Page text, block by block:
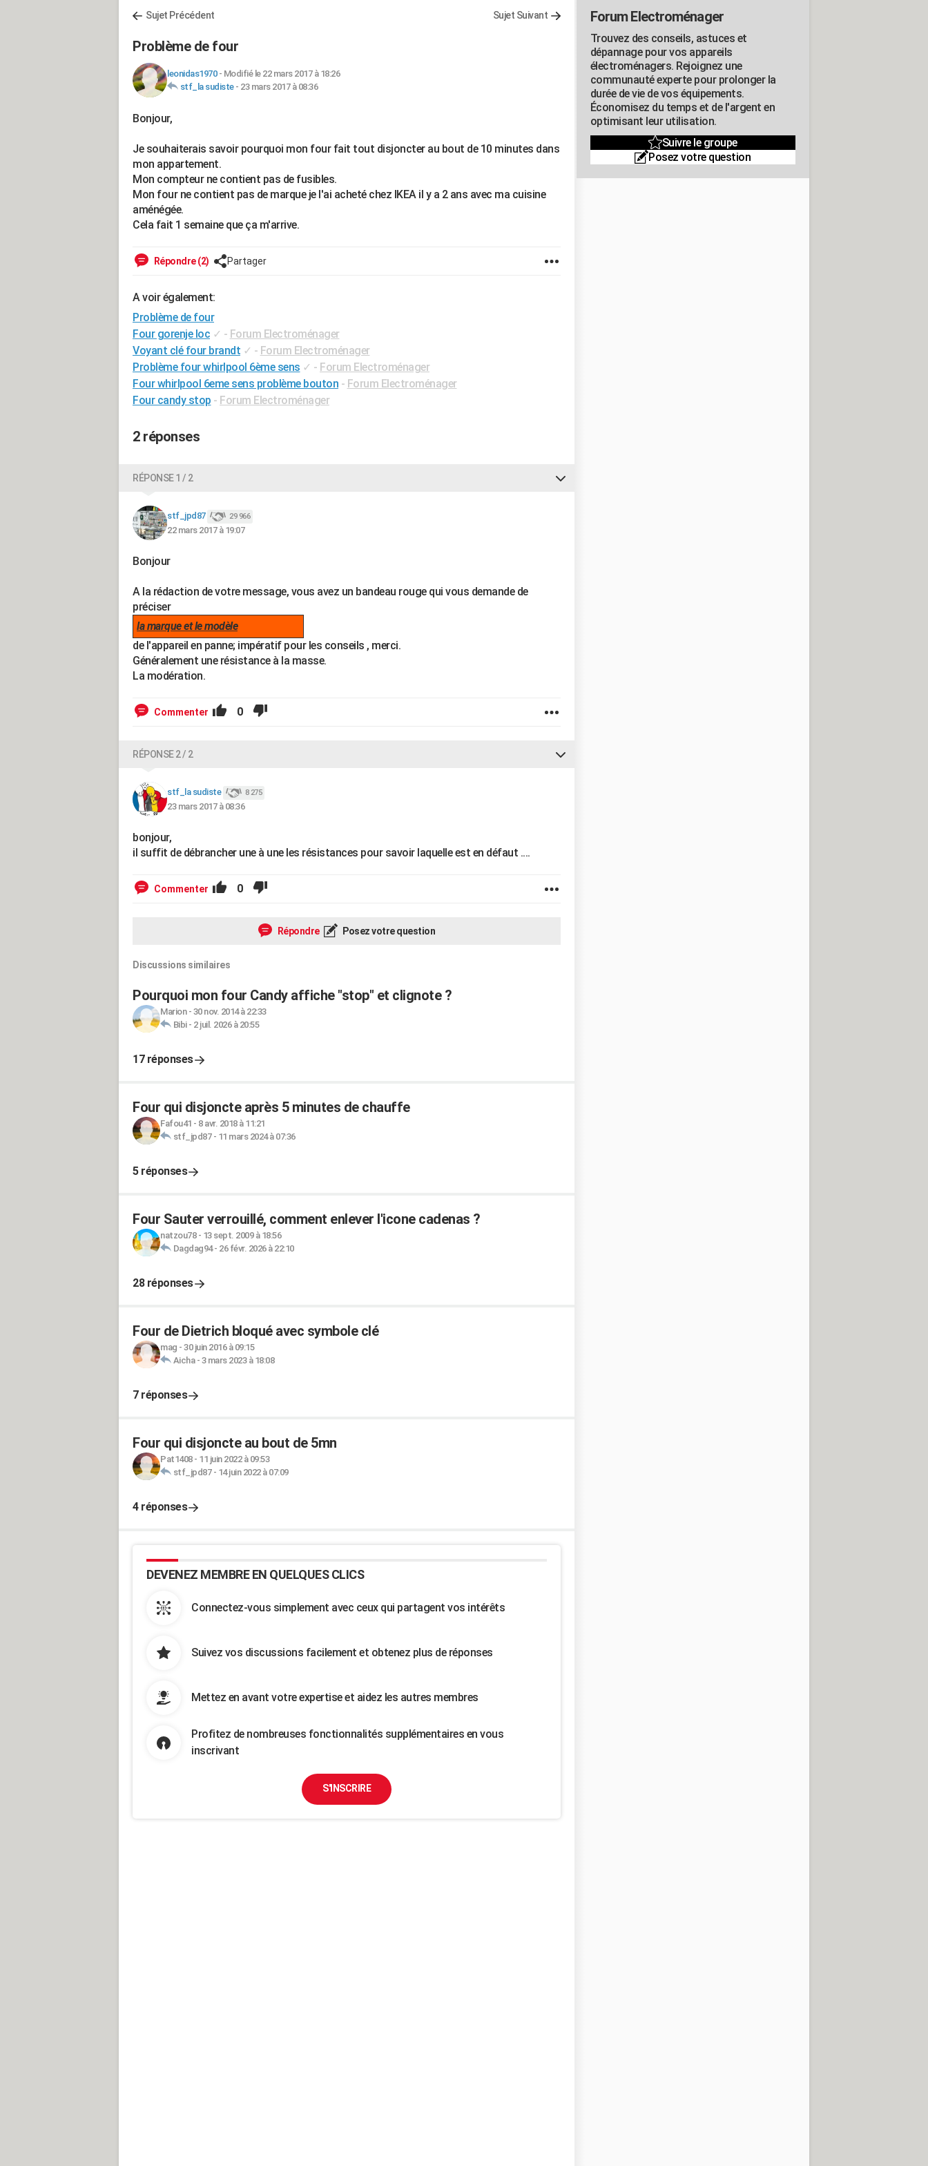
Sujet Précédent Sujet Suivant
Problème de four
leonidas1970- Modifié le 22 mars 2017 à 18:26
stf_la sudiste- 23 mars 2017 à 08:36
Bonjour,
Je souhaiterais savoir pourquoi mon four fait tout disjoncter au bout de 10 minutes dans
mon appartement.
Mon compteur ne contient pas de fusibles.
Mon four ne contient pas de marque je l'ai acheté chez IKEA il y a 2 ans avec ma cuisine
aménégée.
Cela fait 1 semaine que ça m'arrive.
Répondre (2) Partager
A voir également:
Problème de four
Four gorenje loc ✓ - Forum Electroménager
Voyant clé four brandt ✓ - Forum Electroménager
Problème four whirlpool 6ème sens ✓ - Forum Electroménager
Four whirlpool 6eme sens problème bouton - Forum Electroménager
Four candy stop - Forum Electroménager
2 réponses
RÉPONSE 1 / 2
stf_jpd87 29 966
22 mars 2017 à 19:07
Bonjour
A la rédaction de votre message, vous avez un bandeau rouge qui vous demande de
préciser
la marque et le modèle
de l'appareil en panne; impératif pour les conseils , merci.
Généralement une résistance à la masse.
La modération.
Commenter 0
RÉPONSE 2 / 2
stf_la sudiste 8 275
23 mars 2017 à 08:36
bonjour,
il suffit de débrancher une à une les résistances pour savoir laquelle est en défaut ....
Commenter 0
Répondre Posez votre question
Discussions similaires
Pourquoi mon four Candy affiche "stop" et clignote ?
Marion- 30 nov. 2014 à 22:33
Bibi- 2 juil. 2026 à 20:55
17 réponses
Four qui disjoncte après 5 minutes de chauffe
Fafou41 - 8 avr. 2018 à 11:21
stf_jpd87- 11 mars 2024 à 07:36
5 réponses
Four Sauter verrouillé, comment enlever l'icone cadenas ?
natzou78- 13 sept. 2009 à 18:56
Dagdag94- 26 févr. 2026 à 22:10
28 réponses
Four de Dietrich bloqué avec symbole clé
mag - 30 juin 2016 à 09:15
Aicha- 3 mars 2023 à 18:08
7 réponses
Four qui disjoncte au bout de 5mn
Pat1408- 11 juin 2022 à 09:53
stf_jpd87- 14 juin 2022 à 07:09
4 réponses
DEVENEZ MEMBRE EN QUELQUES CLICS
Connectez-vous simplement avec ceux qui partagent vos intérêts
Suivez vos discussions facilement et obtenez plus de réponses
Mettez en avant votre expertise et aidez les autres membres
Profitez de nombreuses fonctionnalités supplémentaires en vous
inscrivant
S'INSCRIRE
Forum Electroménager
Trouvez des conseils, astuces et
dépannage pour vos appareils
électroménagers. Rejoignez une
communauté experte pour prolonger la
durée de vie de vos équipements.
Économisez du temps et de l'argent en
optimisant leur utilisation.
Suivre le groupe
Posez votre question